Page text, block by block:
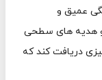
عمیق و
هدیه های سطحی
دریافت کند که